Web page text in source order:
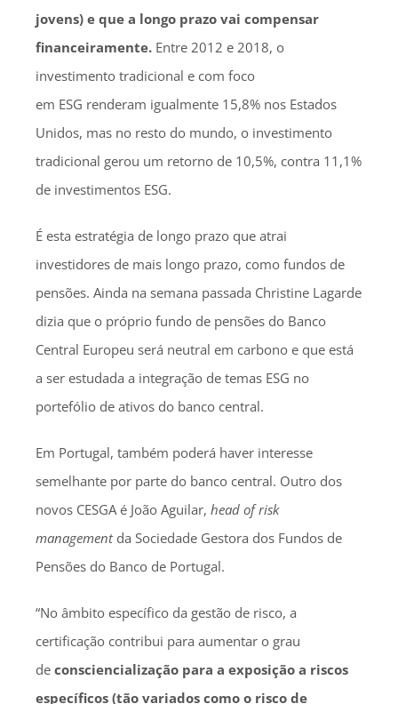
jovens) e que a longo prazo vai compensar
financeiramente. Entre 2012 e 2018, o
investimento tradicional e com foco
em ESG renderam igualmente 15,8% nos Estados
Unidos, mas no resto do mundo, o investimento
tradicional gerou um retorno de 10,5%, contra 11,1%
de investimentos ESG.
É esta estratégia de longo prazo que atrai
investidores de mais longo prazo, como fundos de
pensões. Ainda na semana passada Christine Lagarde
dizia que o próprio fundo de pensões do Banco
Central Europeu será neutral em carbono e que está
a ser estudada a integração de temas ESG no
portefólio de ativos do banco central.
Em Portugal, também poderá haver interesse
semelhante por parte do banco central. Outro dos
novos CESGA é João Aguilar, head of risk
managementda Sociedade Gestora dos Fundos de
Pensões do Banco de Portugal.
“No âmbito específico da gestão de risco, a
certificação contribui para aumentar o grau
de consciencialização para a exposição a riscos
específicos (tão variados como o risco de